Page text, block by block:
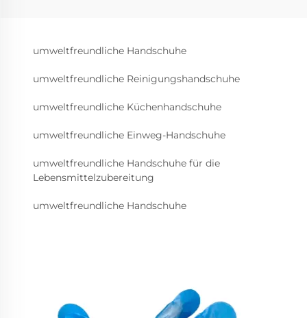
umweltfreundliche Handschuhe
umweltfreundliche Reinigungshandschuhe
umweltfreundliche Küchenhandschuhe
umweltfreundliche Einweg-Handschuhe
umweltfreundliche Handschuhe für die
Lebensmittelzubereitung
umweltfreundliche Handschuhe